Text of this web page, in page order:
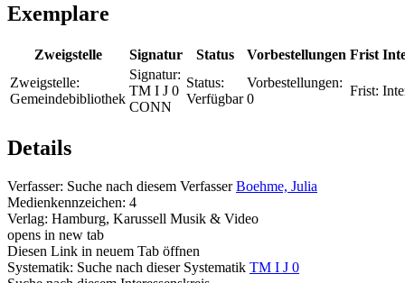
Exemplare
Zweigstelle Signatur Status Vorbestellungen Frist
Zweigstelle:
Gemeindebibliothek
Signatur:
TM I J 0
CONN
Status:
Verfügbar
Vorbestellungen:
0
Frist:
Details
Verfasser: Suche nach diesem Verfasser Boehme, Julia
Medienkennzeichen: 4
Verlag: Hamburg, Karussell Musik & Video
opens in new tab
Diesen Link in neuem Tab öffnen
Systematik: Suche nach dieser Systematik TM I J 0